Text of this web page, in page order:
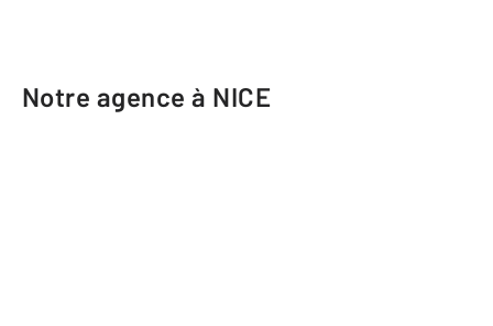
Notre agence à NICE